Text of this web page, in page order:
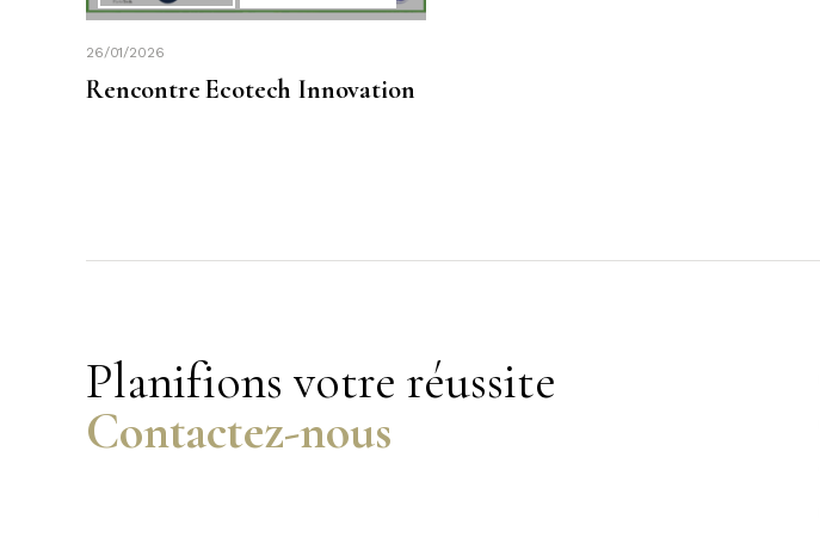
26/01/2026
Rencontre Ecotech Innovation
Planifions votre réussite
Contactez-nous